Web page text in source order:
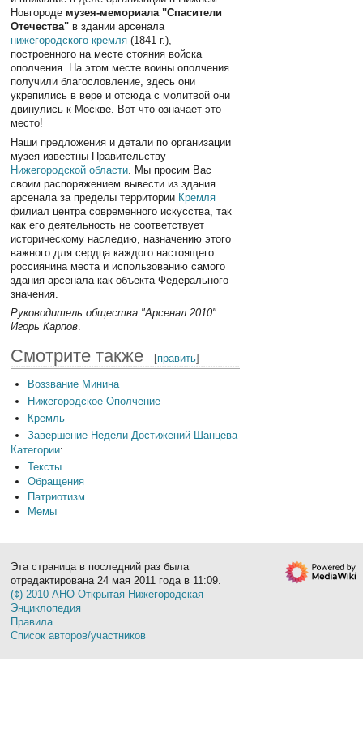
Новгороде музея-мемориала "Спасители
Отечества" в здании арсенала
нижегородского кремля (1841 г.),
построенного на месте стояния войска
ополчения. На этом месте воины ополчения
получили благословление, здесь они
укрепились в вере и отсюда с молитвой они
двинулись к Москве. Вот что означает это
место!
Наши предложения и детали по организации
музея известны Правительству
Нижегородской области . Мы просим Вас
своим распоряжением вывести из здания
арсенала за пределы территории Кремля
филиал центра современного искусства, так
как его деятельность не соответствует
историческому наследию, назначению этого
важного для сердца каждого настоящего
россиянина места и использованию самого
здания арсенала как объекта Федерального
значения.
Руководитель общества "Арсенал 2010"
Игорь Карпов.
Смотрите также [править]
Воззвание Минина
Нижегородское Ополчение
Кремль
Завершение Недели Достижений Шанцева
Категории:
Тексты
Обращения
Патриотизм
Мемы
Эта страница в последний раз была
отредактирована 24 мая 2011 года в 11:09.
(¢) 2010 АНО Открытая Нижегородская
Энциклопедия
Правила
Список авторов/участников